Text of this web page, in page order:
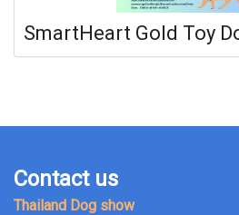
SmartHeart Gold Toy
Contact us
Thailand Dog show